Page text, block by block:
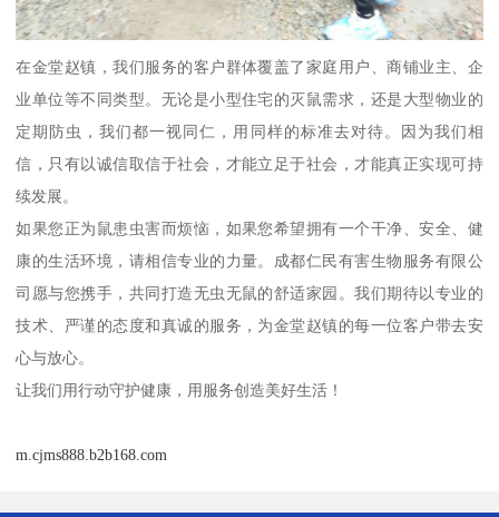
在金堂赵镇，我们服务的客户群体覆盖了家庭用户、商铺业主、企
业单位等不同类型。无论是小型住宅的灭鼠需求，还是大型物业的
定期防虫，我们都一视同仁，用同样的标准去对待。因为我们相
信，只有以诚信取信于社会，才能立足于社会，才能真正实现可持
续发展。
如果您正为鼠患虫害而烦恼，如果您希望拥有一个干净、安全、健
康的生活环境，请相信专业的力量。成都仁民有害生物服务有限公
司愿与您携手，共同打造无虫无鼠的舒适家园。我们期待以专业的
技术、严谨的态度和真诚的服务，为金堂赵镇的每一位客户带去安
心与放心。
让我们用行动守护健康，用服务创造美好生活！
m.cjms888.b2b168.com